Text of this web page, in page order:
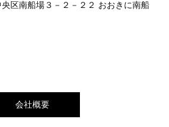
船場３－２－２２ おおきに南船
会社概要